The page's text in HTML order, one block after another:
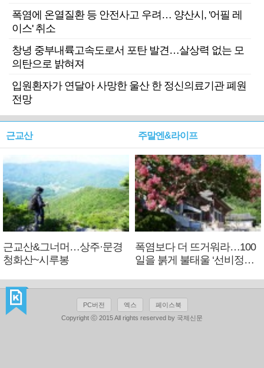
폭염에 온열질환 등 안전사고 우려… 양산시, '어필 레
이스' 취소
창녕 중부내륙고속도로서 포탄 발견…살상력 없는 모
의탄으로 밝혀져
입원환자가 연달아 사망한 울산 한 정신의료기관 폐원
전망
근교산
근교산&그너머…상주·문경
청화산~시루봉
주말엔&라이프
폭염보다 더 뜨거워라…100
일을 붉게 불태울 ‘선비정신’
PC버전 엑스
페이스북
Copyright ⓒ 2015 All rights reserved by 국제신문